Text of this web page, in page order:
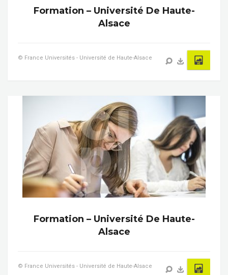
Formation – Université De Haute-
Alsace
© France Universités - Université de Haute-Alsace
Formation – Université De Haute-
Alsace
© France Universités - Université de Haute-Alsace